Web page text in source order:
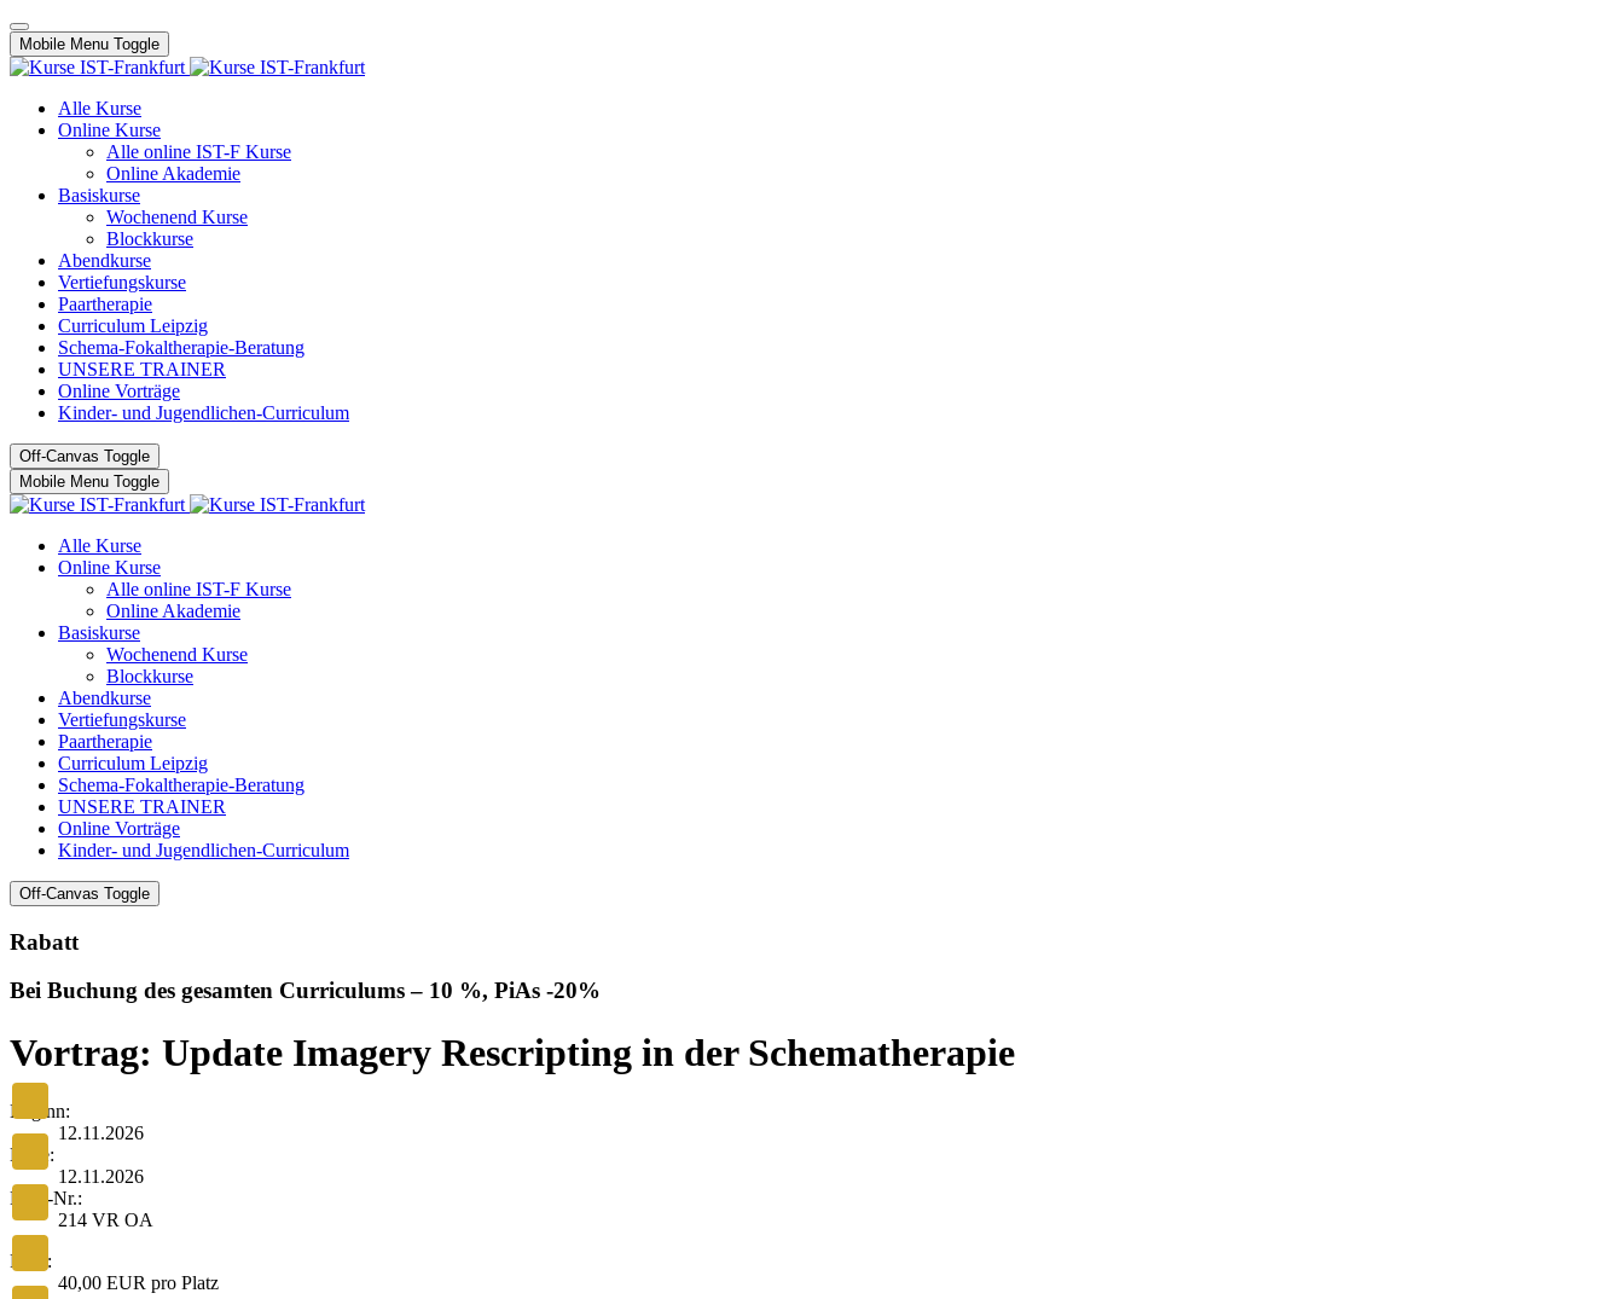
Mobile Menu Toggle
Alle Kurse
Online Kurse
Alle online IST-F Kurse
Online Akademie
Basiskurse
Wochenend Kurse
Blockkurse
Abendkurse
Vertiefungskurse
Paartherapie
Curriculum Leipzig
Schema-Fokaltherapie-Beratung
UNSERE TRAINER
Online Vorträge
Kinder- und Jugendlichen-Curriculum
Off-Canvas Toggle
Mobile Menu Toggle
Alle Kurse
Online Kurse
Alle online IST-F Kurse
Online Akademie
Basiskurse
Wochenend Kurse
Blockkurse
Abendkurse
Vertiefungskurse
Paartherapie
Curriculum Leipzig
Schema-Fokaltherapie-Beratung
UNSERE TRAINER
Online Vorträge
Kinder- und Jugendlichen-Curriculum
Off-Canvas Toggle
Rabatt
Bei Buchung des gesamten Curriculums – 10 %, PiAs -20%
Vortrag: Update Imagery Rescripting in der Schematherapie
Beginn:
12.11.2026
Ende:
12.11.2026
Kurs-Nr.:
214 VR OA
Preis:
40,00 EUR pro Platz